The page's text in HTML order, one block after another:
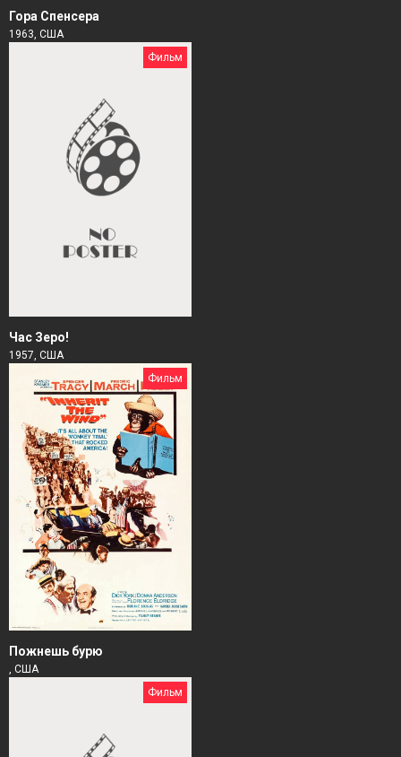
Гора Спенсера
1963, США
Фильм
Час Зеро!
1957, США
Фильм
Пожнешь бурю
, США
Фильм